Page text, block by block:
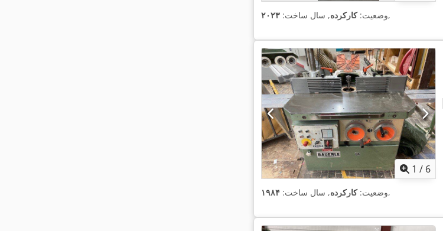
وضعیت:کارکرده, سال ساخت: ۲۰۲۳ ,
1 / 6
وضعیت:کارکرده, سال ساخت: ۱۹۸۴ ,